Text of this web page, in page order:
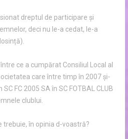
dreptul de participare și
deci nu le-a cedat, le-a
ce a cumpărat Consiliul Local al
care între timp în 2007 și-
FC 2005 SA în SC FOTBAL CLUB
clublui.
trebuie, în opinia d-voastră?